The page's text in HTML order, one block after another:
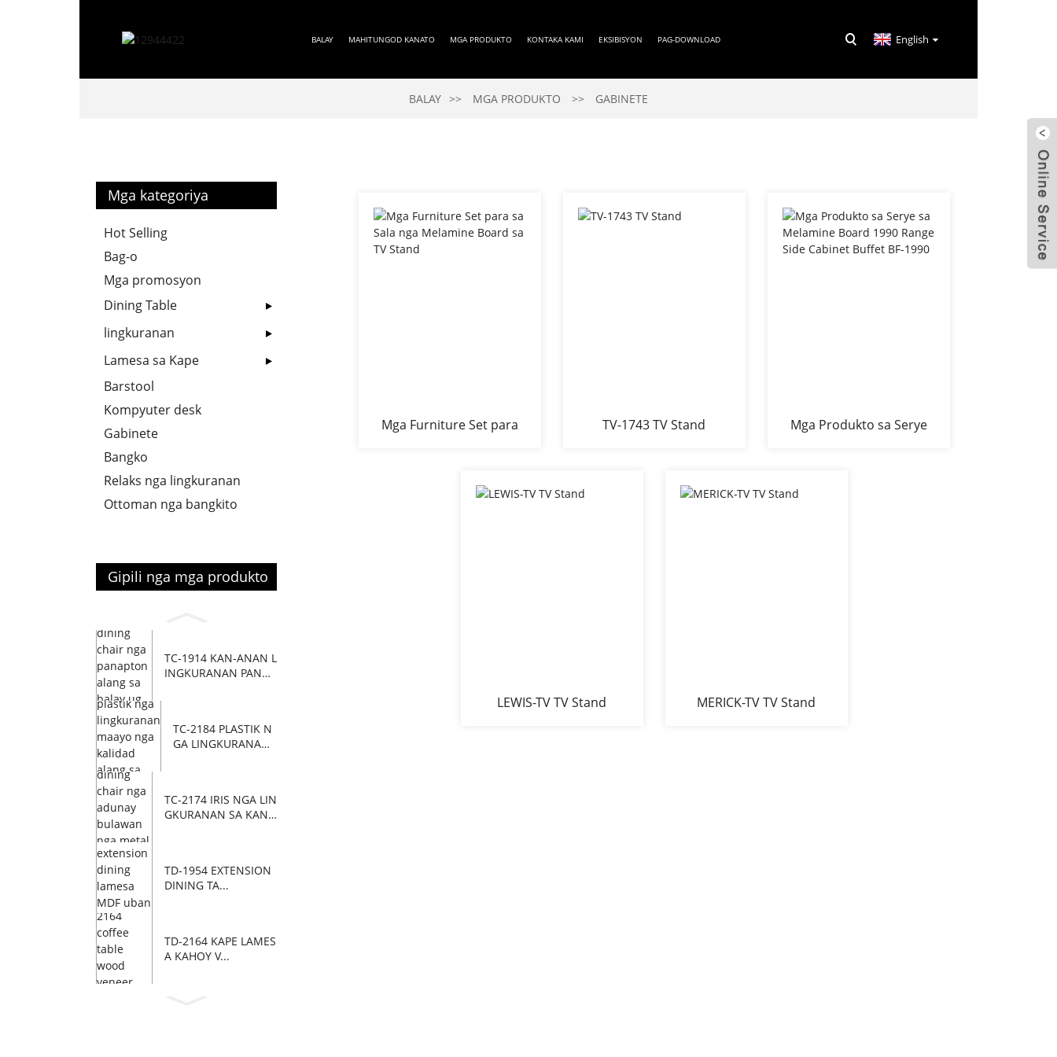
BALAY MAHITUNGOD KANATO MGA PRODUKTO KONTAKA KAMI EKSIBISYON PAG-DOWNLOAD English
BALAY MGA PRODUKTO GABINETE
Mga kategoriya
Hot Selling
Bag-o
Mga promosyon
Dining Table
lingkuranan
Lamesa sa Kape
Barstool
Kompyuter desk
Gabinete
Bangko
Relaks nga lingkuranan
Ottoman nga bangkito
Gipili nga mga produkto
TC-1914 KAN-ANAN L
INGKURANAN PANAP
TC-2184 PLASTIK N
GA LINGKURANAN
TC-2174 IRIS NGA LIN
GKURANAN SA KAN-
TD-1954 EXTENSION
DINING TA...
TD-2164 KAPE LAMES
A KAHOY V...
Mga Furniture Set para
TV-1743 TV Stand
Mga Produkto sa Serye
LEWIS-TV TV Stand MERICK-TV TV Stand